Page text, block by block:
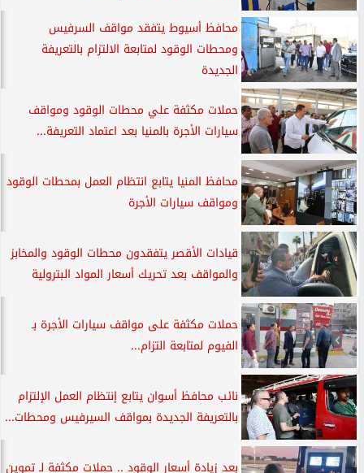
محافظ أسيوط يتفقد مواقف السرفيس
ومحطات الوقود لمتابعة الالتزام بالتعريفة
الجديدة
حملات مكثفة علي محطات الوقود ومواقف
سيارات الأجرة بالمنيا بعد اعتماد التعريفة...
محافظ المنيا يتابع انتظام العمل بمحطات الوقود
ومواقف سيارات الأجرة
قيادات الأقصر يتفقدون محطات الوقود والمخابز
والمواقف بعد تحريك أسعار المواد البترولية
حملات مكثفة على مواقف سيارات الأجرة بـ
الفيوم لمتابعة التزام...
نائب محافظ أسوان يتابع إنتظام العمل الإلتزام
بالتعريفة الجديدة بمواقف السيرفيس ومحطات...
بعد زيادة أسعار الوقود .. حملات مكثفة لـ تموين